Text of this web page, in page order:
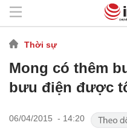
Thời sự
Mong có thêm
bưu điện được
06/04/2015 - 14:20